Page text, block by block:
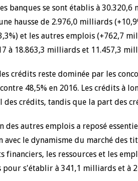
banques se sont établis à
hausse de 2.976,0 milliards
et les autres emplois (+762,7
à 18.863,3 milliards et 11.457,3
crédits reste dominée par les
48,5% en 2016. Les crédits à
crédits, tandis que la part des
des autres emplois a reposé
avec le dynamisme du marché des
financiers, les ressources et les
s'établir à 341,1 milliards et à